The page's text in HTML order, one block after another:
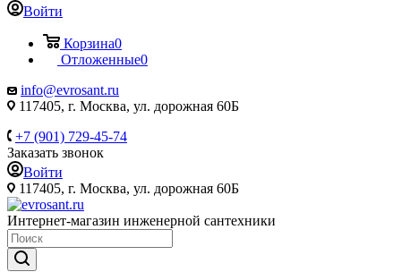
Войти
Корзина0
Отложенные0
info@evrosant.ru
117405, г. Москва, ул. дорожная 60Б
+7 (901) 729-45-74
Заказать звонок
Войти
117405, г. Москва, ул. дорожная 60Б
Интернет-магазин инженерной сантехники